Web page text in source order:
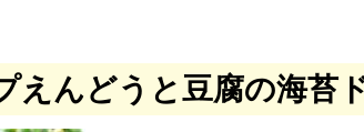
えんどうと豆腐の海苔